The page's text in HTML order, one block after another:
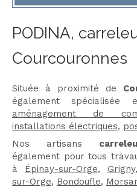
PODINA,
Courcouronnes
Située à proximité de
également spécialisée
aménagement de
installations électriques,
Nos artisans
également pour tous
à Épinay-sur-Orge, Grigny
sur-Orge, Bondoufle,